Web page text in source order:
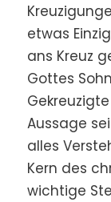
etwas
ans Kreuz
Gottes
Aussage
alles
Kern des
wichtige